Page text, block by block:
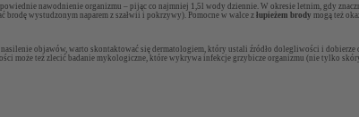
nawodnienie organizmu – pijąc co najmniej 1,5l wody dziennie. W okresie letnim, gdy
wystudzonym naparem z szałwii i pokrzywy). Pomocne w walce z łupieżem brody mogą też
objawów, warto skontaktować się dermatologiem, który ustali źródło dolegliwości i dobierze
może też zlecić badanie mykologiczne, które wykrywa infekcje grzybicze organizmu (nie tylko